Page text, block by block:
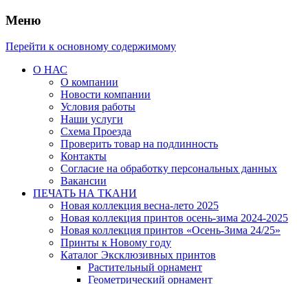
Меню
Перейти к основному содержимому
О НАС
О компании
Новости компании
Условия работы
Наши услуги
Схема Проезда
Проверить товар на подлинность
Контакты
Согласие на обработку персональных данных
Вакансии
ПЕЧАТЬ НА ТКАНИ
Новая коллекция весна-лето 2025
Новая коллекция принтов осень-зима 2024-2025
Новая коллекция принтов «Осень-Зима 24/25»
Принты к Новому году
Каталог Эксклюзивных принтов
Растительный орнамент
Геометрический орнамент